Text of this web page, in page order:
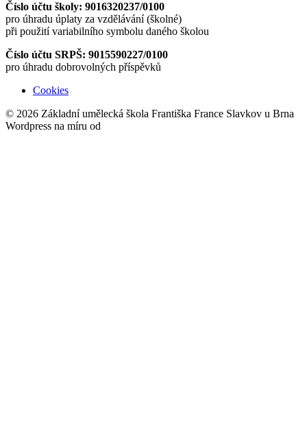
Číslo účtu školy: 9016320237/0100
pro úhradu úplaty za vzdělávání (školné)
při použití variabilního symbolu daného školou
Číslo účtu SRPŠ: 9015590227/0100
pro úhradu dobrovolných příspěvků
Cookies
© 2026 Základní umělecká škola Františka France Slavkov u Brna
Wordpress na míru od